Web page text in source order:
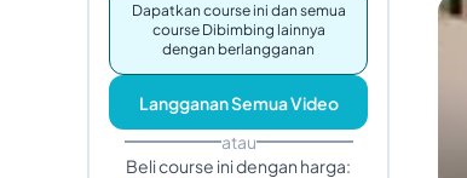
Dapatkan course ini dan semua
course Dibimbing lainnya
dengan berlangganan
Langganan Semua Video
atau
Beli course ini dengan harga: